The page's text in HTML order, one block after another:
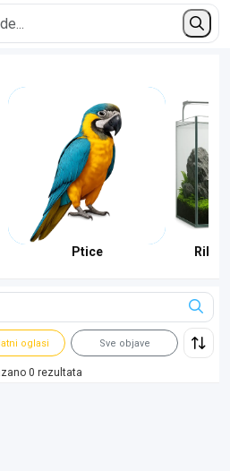
Ptice Ribe
oglasi Sve objave
0 rezultata